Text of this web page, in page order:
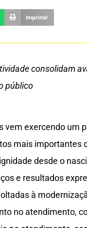
Imprimir
consolidam
público
vem exercendo um
mais importantes
desde o
e resultados
à
no atendimento,